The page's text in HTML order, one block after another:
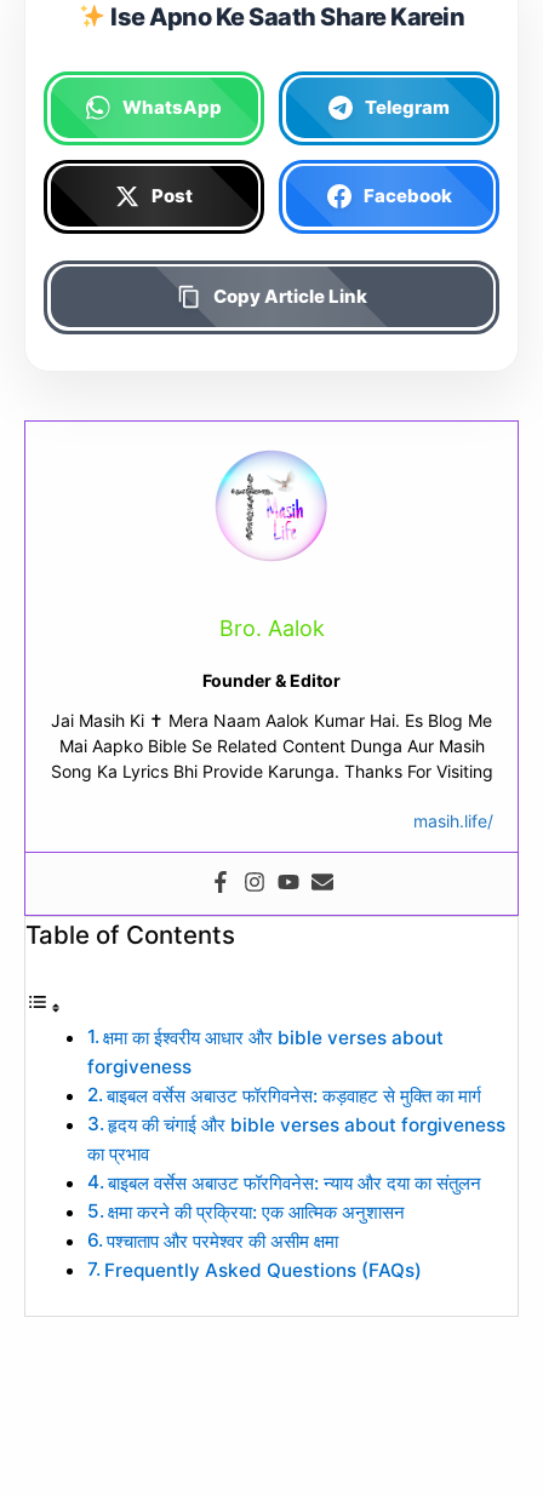
Ise Apno Ke Saath Share Karein
WhatsApp Telegram
Post Facebook
Copy Article Link
Bro. Aalok
Founder & Editor
Jai Masih Ki ✝ Mera Naam Aalok Kumar Hai. Es Blog Me
Mai Aapko Bible Se Related Content Dunga Aur Masih
Song Ka Lyrics Bhi Provide Karunga. Thanks For Visiting
masih.life/
Table of Contents
क्षमा का ईश्वरीय आधार और bible verses about
forgiveness
बाइबल वर्सेस अबाउट फॉरगिवनेस: कड़वाहट से मुक्ति का मार्ग
हृदय की चंगाई और bible verses about forgiveness
का प्रभाव
बाइबल वर्सेस अबाउट फॉरगिवनेस: न्याय और दया का संतुलन
क्षमा करने की प्रक्रिया: एक आत्मिक अनुशासन
पश्चाताप और परमेश्वर की असीम क्षमा
Frequently Asked Questions (FAQs)